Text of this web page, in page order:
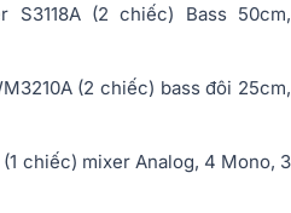
S3118A (2 chiếc) Bass 50cm,
(2 chiếc) bass đôi 25cm,
(1 chiếc) mixer Analog, 4 Mono, 3